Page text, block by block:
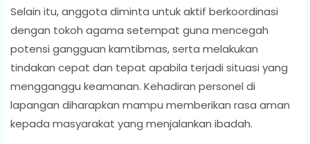
Selain itu, anggota diminta untuk aktif berkoordinasi
dengan tokoh agama setempat guna mencegah
potensi gangguan kamtibmas, serta melakukan
tindakan cepat dan tepat apabila terjadi situasi yang
mengganggu keamanan. Kehadiran personel di
lapangan diharapkan mampu memberikan rasa aman
kepada masyarakat yang menjalankan ibadah.